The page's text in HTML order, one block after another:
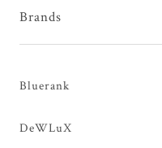
Brands
Bluerank
DeWLuX